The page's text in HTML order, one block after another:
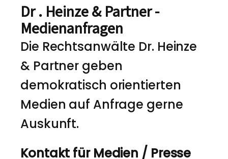
Dr . Heinze & Partner -
Medienanfragen
Die Rechtsanwälte Dr. Heinze
& Partner geben
demokratisch orientierten
Medien auf Anfrage gerne
Auskunft.
Kontakt für Medien / Presse